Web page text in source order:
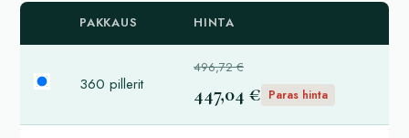
PAKKAUS HINTA
360 pillerit
496,72 €
447,04 € Paras hinta